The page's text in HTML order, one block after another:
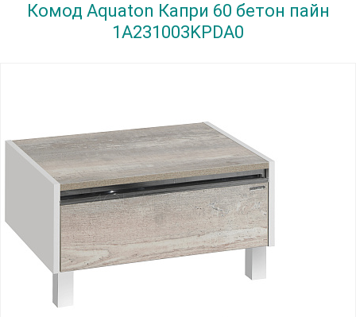
Комод Aquaton Капри 60 бетон пайн
1A231003KPDA0